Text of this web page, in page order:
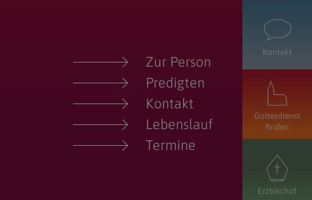
Kontakt
Gottesdienst
finden
Erzbischof
Zur Person
Predigten
Kontakt
Lebenslauf
Termine